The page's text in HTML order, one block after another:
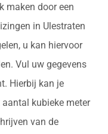
maken door een
in Ulestraten
u kan hiervoor
Vul uw gegevens
Hierbij kan je
kubieke meter
van de